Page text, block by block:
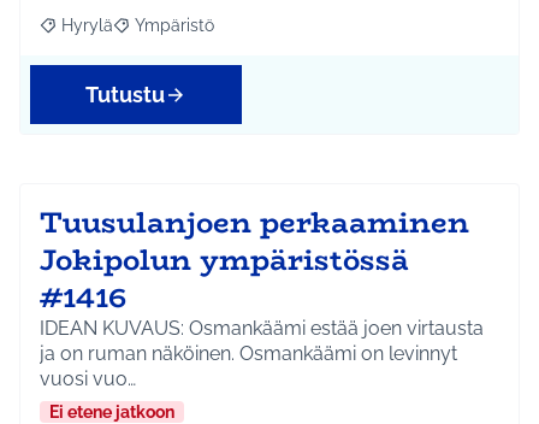
Rajaa tulokset aihepiirin mukaan: Hyrylä
Hyrylä Rajaa tulokset teeman mukaan: Ympäristö
Ympäristö
Tutustu
Tuusulanjoen perkaaminen
Jokipolun ympäristössä
#1416
IDEAN KUVAUS: Osmankäämi estää joen virtausta
ja on ruman näköinen. Osmankäämi on levinnyt
vuosi vuo…
Ei etene jatkoon